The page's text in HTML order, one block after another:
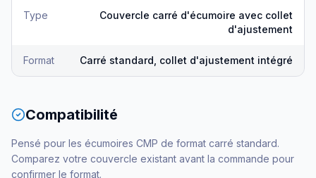
Type
Couvercle carré d'écumoire avec collet
d'ajustement
Format Carré standard, collet d'ajustement intégré
Compatibilité
Pensé pour les écumoires CMP de format carré standard.
Comparez votre couvercle existant avant la commande pour
confirmer le format.